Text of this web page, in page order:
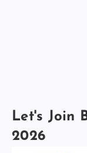
Let's Join
2026